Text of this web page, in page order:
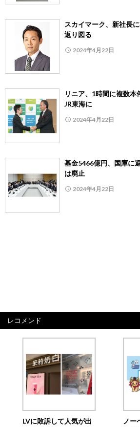
スカイマーク、新社長
返り図る
2024年4月22日
リニア、1時間に複数本
JR東海に
2024年4月22日
基金5466億円、国庫に
は廃止
2024年4月22日
レコメンド
LVに敗訴して人気が出
ノー